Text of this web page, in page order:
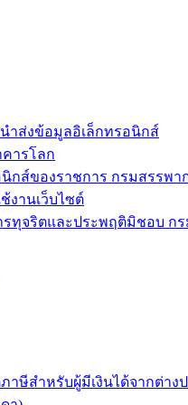
ำส่งข้อมูลอิเล็กทรอนิกส์
ารโลก
กส์ของราชการ กรมสรรพา
งานเว็บไซต์
รทุจริตและประพฤติมิชอบ ก
ษีสำหรับผู้มีเงินได้จากต่าง